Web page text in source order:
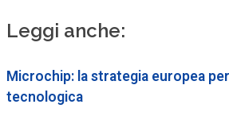
Leggi anche:
Microchip: la strategia europea
tecnologica